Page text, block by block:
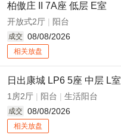
柏傲庄 II 7A座 低层 E室
开放式2厅 | 阳台
成交 08/08/2026
相关放盘
日出康城 LP6 5座 中层 L室
1房2厅 | 阳台 | 生活阳台
成交 08/08/2026
相关放盘